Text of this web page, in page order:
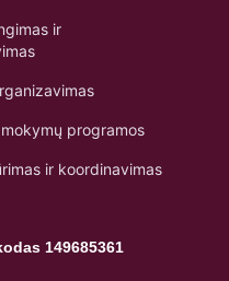
ir
programos
ir koordinavimas
149685361